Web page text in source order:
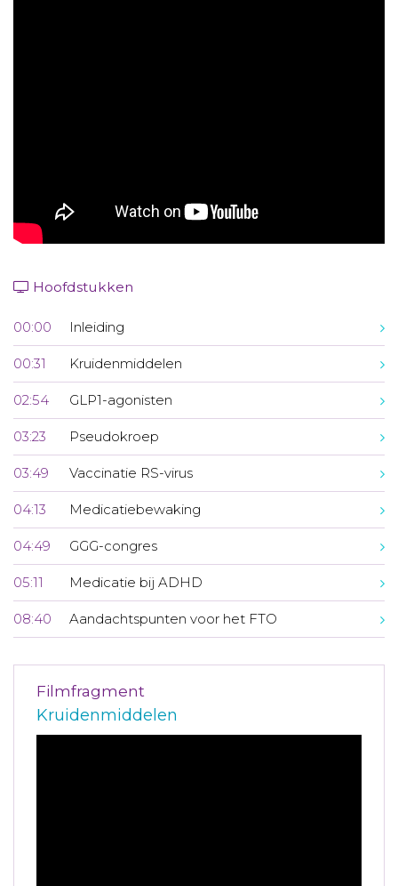
Hoofdstukken
00:00 Inleiding
00:31 Kruidenmiddelen
02:54 GLP1-agonisten
03:23 Pseudokroep
03:49 Vaccinatie RS-virus
04:13 Medicatiebewaking
04:49 GGG-congres
05:11 Medicatie bij ADHD
08:40 Aandachtspunten voor het FTO
Filmfragment
Kruidenmiddelen